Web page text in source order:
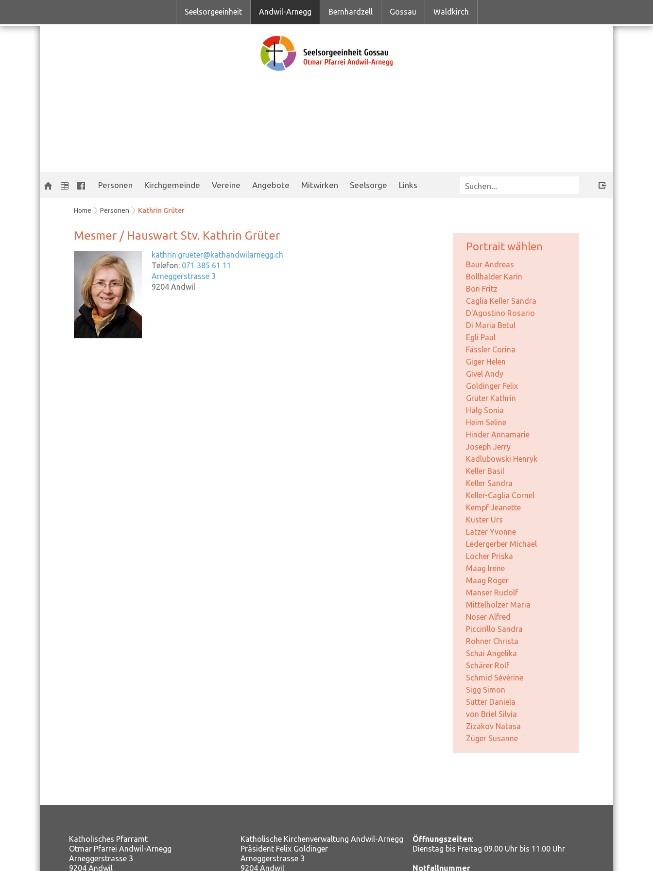
Seelsorgeeinheit Andwil-Arnegg Bernhardzell Gossau Waldkirch
Personen Kirchgemeinde Vereine Angebote Mitwirken Seelsorge Links
Home Personen Kathrin Grüter
Portrait wählen
Baur Andreas
Bollhalder Karin
Bon Fritz
Caglia Keller Sandra
D'Agostino Rosario
Di Maria Betul
Egli Paul
Fässler Corina
Giger Helen
Givel Andy
Goldinger Felix
Grüter Kathrin
Hälg Sonia
Heim Seline
Hinder Annamarie
Joseph Jerry
Kadlubowski Henryk
Keller Basil
Keller Sandra
Keller-Caglia Cornel
Kempf Jeanette
Kuster Urs
Latzer Yvonne
Ledergerber Michael
Locher Priska
Maag Irene
Maag Roger
Manser Rudolf
Mittelholzer Maria
Noser Alfred
Piccirillo Sandra
Rohner Christa
Schai Angelika
Schärer Rolf
Schmid Sévérine
Sigg Simon
Sutter Daniela
von Briel Silvia
Zizakov Natasa
Züger Susanne
Mesmer / Hauswart Stv. Kathrin Grüter
kathrin.grueter@kathandwilarnegg.ch
Telefon: 071 385 61 11
Arneggerstrasse 3
9204 Andwil
Katholisches Pfarramt
Otmar Pfarrei Andwil-Arnegg
Arneggerstrasse 3
9204 Andwil
Katholische Kirchenverwaltung Andwil-Arnegg
Präsident Felix Goldinger
Arneggerstrasse 3
9204 Andwil
Öffnungszeiten:
Dienstag bis Freitag 09.00 Uhr bis 11.00 Uhr
Notfallnummer